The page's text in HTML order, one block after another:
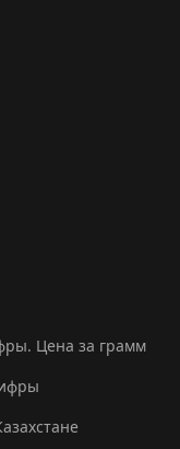
Цена за грамм